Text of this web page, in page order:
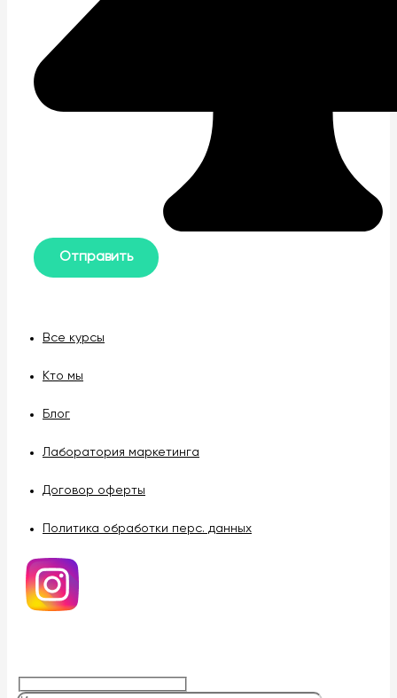
Все курсы
Кто мы
Блог
Лаборатория маркетинга
Договор оферты
Политика обработки перс. данных